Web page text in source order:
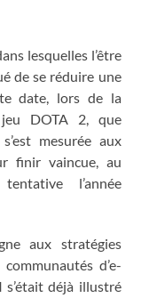
lesquelles l’être
de se réduire une
date, lors de la
DOTA 2, que
mesurée aux
finir vaincue, au
l’année
aux stratégies
d’e-
déjà illustré